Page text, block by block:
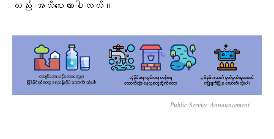
လည်း အသိပေးထားပါတယ်။
Public Service Announcement